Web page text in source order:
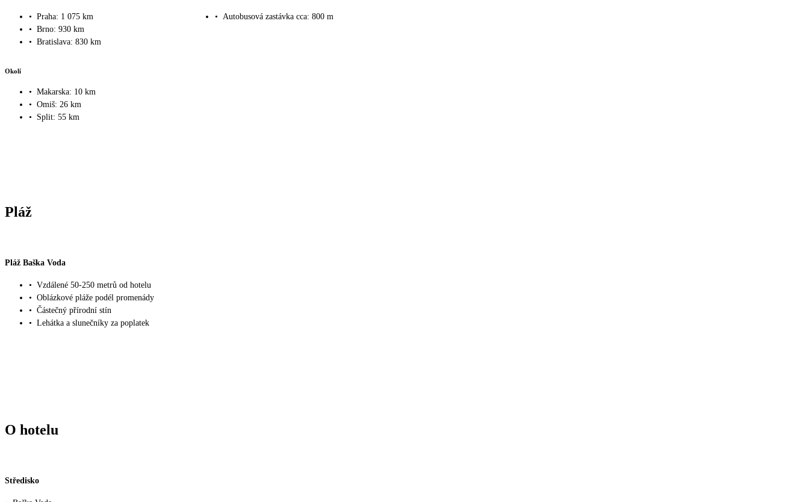
• Praha: 1 075 km
• Brno: 930 km
• Bratislava: 830 km
• Autobusová zastávka cca: 800 m
Okolí
• Makarska: 10 km
• Omiš: 26 km
•
Split: 55 km
Pláž
Pláž Baška Voda
• Vzdálené 50-250 metrů od hotelu
• Oblázkové pláže podél promenády
• Částečný přírodní stín
• Lehátka a slunečníky za poplatek
O hotelu
Středisko